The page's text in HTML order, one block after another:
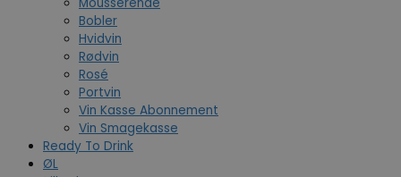
Bobler
Hvidvin
Rødvin
Rosé
Portvin
Vin Kasse Abonnement
Vin Smagekasse
Ready To Drink
ØL